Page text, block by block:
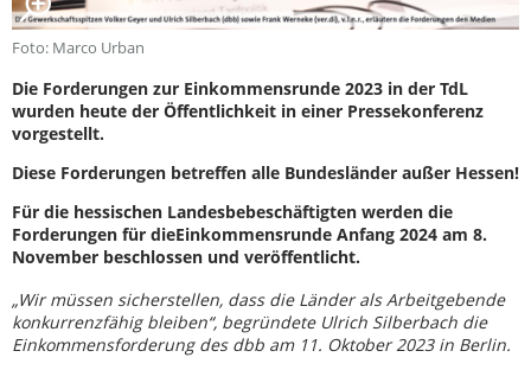
Foto: Marco Urban
Die Forderungen zur Einkommensrunde 2023 in der TdL
wurden heute der Öffentlichkeit in einer Pressekonferenz
vorgestellt.
Diese Forderungen betreffen alle Bundesländer außer Hessen!
Für die hessischen Landesbebeschäftigten werden die
Forderungen für dieEinkommensrunde Anfang 2024 am 8.
November beschlossen und veröffentlicht.
„Wir müssen sicherstellen, dass die Länder als Arbeitgebende
konkurrenzfähig bleiben“, begründete Ulrich Silberbach die
Einkommensforderung des dbb am 11. Oktober 2023 in Berlin.